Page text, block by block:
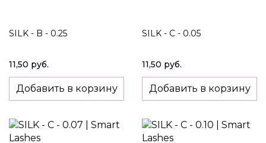
SILK - B - 0.25
11,50 руб.
Добавить в корзину
SILK - C - 0.05
11,50 руб.
Добавить в корзину